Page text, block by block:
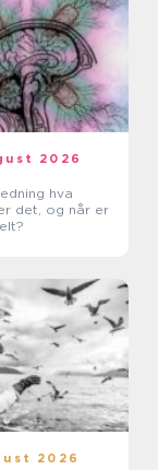
2026
hva
det, og når er
2026